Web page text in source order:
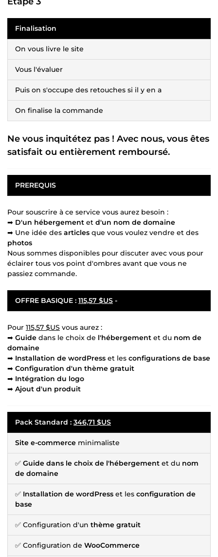
Finalisation
On vous livre le site
Vous l'évaluer
Puis on s'occupe des retouches si il y en a
On finalise la commande
Ne vous inquitétez pas ! Avec nous, vous êtes
satisfait ou entièrement remboursé.
PREREQUIS
Pour souscrire à ce service vous aurez besoin :
➡ D'un hébergement et d'un nom de domaine
➡ Une idée des articles que vous voulez vendre et des
photos
Nous sommes disponibles pour discuter avec vous pour
éclairer tous vos point d'ombres avant que vous ne
passiez commande.
OFFRE BASIQUE : 115,57 $US -
Pour 115,57 $US vous aurez :
➡ Guide dans le choix de l'hébergement et du nom de
domaine
➡ Installation de wordPress et les configurations de base
➡ Configuration d'un thème gratuit
➡ Intégration du logo
➡ Ajout d'un produit
Pack Standard : 346,71 $US
Site e-commerce minimaliste
✅ Guide dans le choix de l'hébergement et du nom
de domaine
✅ Installation de wordPress et les configuration de
base
✅ Configuration d'un thème gratuit
✅ Configuration de WooCommerce